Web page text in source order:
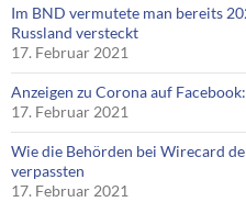
Im BND vermutete man bereits
Russland versteckt
17. Februar 2021
Anzeigen zu Corona auf
17. Februar 2021
Wie die Behörden bei Wirecard
verpassten
17. Februar 2021